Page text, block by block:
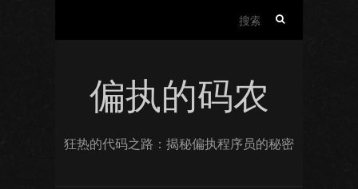
偏执的码农
狂热的代码之路：揭秘偏执程序员的秘密